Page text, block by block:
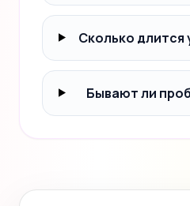
Сколько длится
Бывают ли